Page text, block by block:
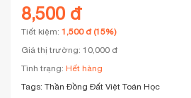
8,500 đ
Tiết kiệm: 1,500 đ (15%)
Giá thị trường: 10,000 đ
Tình trạng: Hết hàng
Tags: Thần Đồng Đất Việt Toán Học